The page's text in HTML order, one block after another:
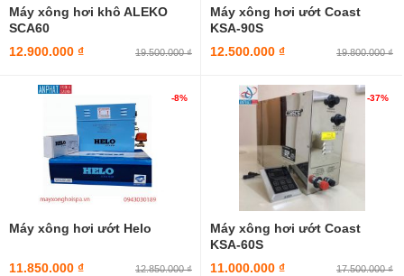
Máy xông hơi khô ALEKO
SCA60
12.900.000 ₫
19.500.000 ₫
Máy xông hơi ướt Coast
KSA-90S
12.500.000 ₫
19.800.000 ₫
Máy xông hơi ướt Helo
11.850.000 ₫ 12.850.000 ₫
-8%
Máy xông hơi ướt Coast
KSA-60S
11.000.000 ₫
17.500.000 ₫
-37%